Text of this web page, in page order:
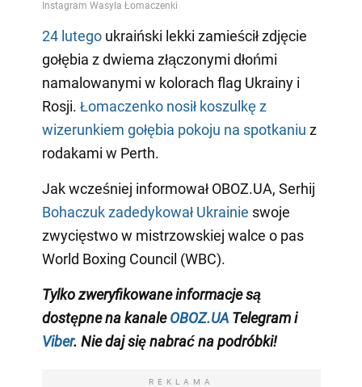
24 lutegoukraiński lekki zamieścił zdjęcie
gołębia z dwiema złączonymi dłońmi
namalowanymi w kolorach flag Ukrainy i
Rosji. Łomaczenko nosił koszulkę z
wizerunkiem gołębia pokoju na spotkaniu z
rodakami w Perth.
Jak wcześniej informował OBOZ.UA, Serhij
Bohaczuk zadedykował Ukrainie swoje
zwycięstwo w mistrzowskiej walce o pas
World Boxing Council (WBC).
Tylko zweryfikowane informacjesą
dostępne nakanaleOBOZ.UATelegram i
Viber. Nie daj się nabrać na podróbki!
REKLAMA